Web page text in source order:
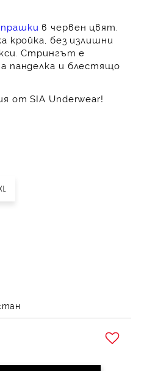
прашки в червен цвят.
кройка, без излишни
Стрингът е
панделка и блестящо
от SIA Underwear!